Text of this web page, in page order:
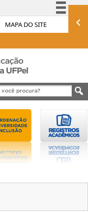
MAPA DO SITE
Simplifique!
à informação
Legislação
Canais
UFPel